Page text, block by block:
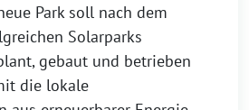
Park soll nach dem
Solarparks
gebaut und betrieben
die lokale